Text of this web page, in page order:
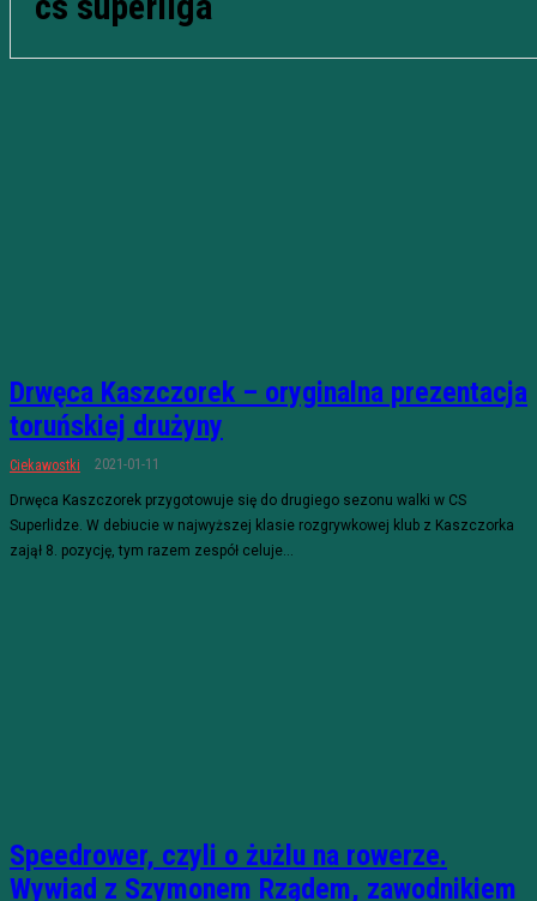
Drwęca Kaszczorek – oryginalna prezentacja
toruńskiej drużyny
Ciekawostki 2021-01-11
Drwęca Kaszczorek przygotowuje się do drugiego sezonu walki w CS
Superlidze. W debiucie w najwyższej klasie rozgrywkowej klub z Kaszczorka
zajął 8. pozycję, tym razem zespół celuje...
Speedrower, czyli o żużlu na rowerze.
Wywiad z Szymonem Rządem, zawodnikiem